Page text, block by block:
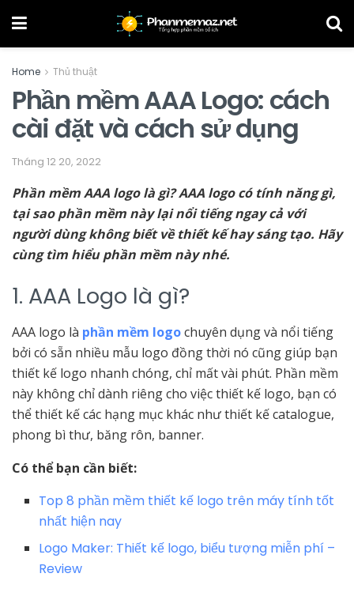
Home Thủ thuật
Phần mềm AAA Logo: cách
cài đặt và cách sử dụng
Tháng 12 20, 2022
Phần mềm AAA logo là gì? AAA logo có tính năng gì,
tại sao phần mềm này lại nổi tiếng ngay cả với
người dùng không biết về thiết kế hay sáng tạo. Hãy
cùng tìm hiểu phần mềm này nhé.
1. AAA Logo là gì?
AAA logo là phần mềm logochuyên dụng và nổi tiếng
bởi có sẵn nhiều mẫu logo đồng thời nó cũng giúp bạn
thiết kế logo nhanh chóng, chỉ mất vài phút. Phần mềm
này không chỉ dành riêng cho việc thiết kế logo, bạn có
thể thiết kế các hạng mục khác như thiết kế catalogue,
phong bì thư, băng rôn, banner.
Có thể bạn cần biết:
Top 8 phần mềm thiết kế logo trên máy tính tốt
nhất hiện nay
Logo Maker: Thiết kế logo, biểu tượng miễn phí –
Review